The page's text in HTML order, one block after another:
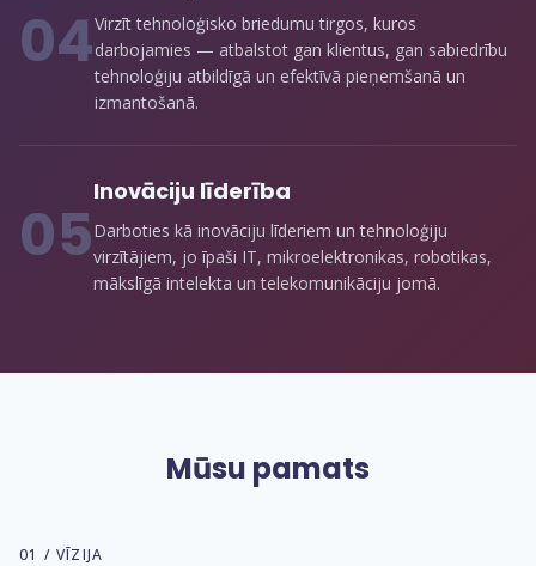
04Virzīt tehnoloģisko briedumu tirgos, kuros
darbojamies — atbalstot gan klientus, gan sabiedrību
tehnoloģiju atbildīgā un efektīvā pieņemšanā un
izmantošanā.
05
Inovāciju līderība
Darboties kā inovāciju līderiem un tehnoloģiju
virzītājiem, jo īpaši IT, mikroelektronikas, robotikas,
mākslīgā intelekta un telekomunikāciju jomā.
Mūsu pamats
01 / VĪZIJA